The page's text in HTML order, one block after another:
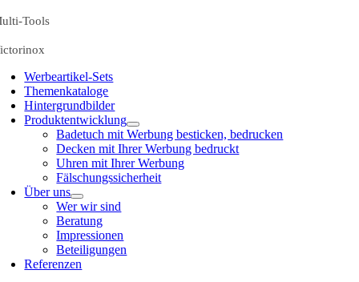
Tools
Werbeartikel-Sets
Themenkataloge
Hintergrundbilder
Produktentwicklung
Badetuch mit Werbung besticken, bedrucken
Decken mit Ihrer Werbung bedruckt
Uhren mit Ihrer Werbung
Fälschungssicherheit
Über uns
Wer wir sind
Beratung
Impressionen
Beteiligungen
Referenzen